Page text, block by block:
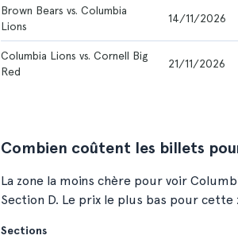
Brown Bears vs. Columbia
Lions
14/11/2026
Columbia Lions vs. Cornell Big
Red
21/11/2026
Combien coûtent les billets
La zone la moins chère pour voir
Section D. Le prix le plus bas pour cette
Sections